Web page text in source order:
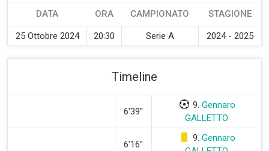
DATA ORA CAMPIONATO STAGIONE
25 Ottobre 2024 20:30 Serie A 2024 - 2025
Timeline
6'39''
9. Gennaro
GALLETTO
6'16''
9. Gennaro